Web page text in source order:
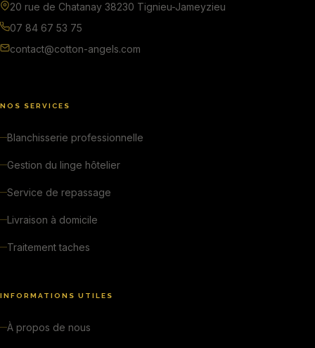
20 rue de Chatanay 38230 Tignieu-Jameyzieu
07 84 67 53 75
contact@cotton-angels.com
NOS SERVICES
Blanchisserie professionnelle
Gestion du linge hôtelier
Service de repassage
Livraison à domicile
Traitement taches
INFORMATIONS UTILES
À propos de nous